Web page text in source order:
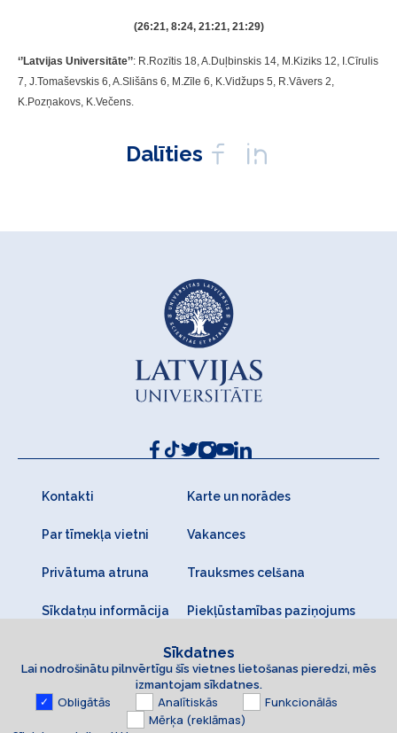
(26:21, 8:24, 21:21, 21:29)
‘’Latvijas Universitāte’’: R.Rozītis 18, A.Duļbinskis 14, M.Kiziks 12, I.Cīrulis
7, J.Tomaševskis 6, A.Slišāns 6, M.Zīle 6, K.Vidžups 5, R.Vāvers 2,
K.Pozņakovs, K.Večens.
Dalīties
Kontakti Karte un norādes
Par tīmekļa vietni Vakances
Privātuma atruna Trauksmes celšana
Sīkdatņu informācija Piekļūstamības paziņojums
Sīkdatnes
Lai nodrošinātu pilnvērtīgu šīs vietnes lietošanas pieredzi, mēs
izmantojam sīkdatnes.
Obligātās Analītiskās
Funkcionālās
Mērķa (reklāmas)